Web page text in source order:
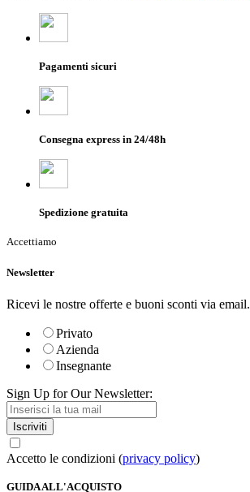
Pagamenti sicuri
Consegna express in 24/48h
Spedizione gratuita
Accettiamo
Newsletter
Ricevi le nostre offerte e buoni sconti via email.
Privato
Azienda
Insegnante
Sign Up for Our Newsletter:
Iscriviti
Accetto le condizioni (privacy policy)
GUIDA ALL'ACQUISTO